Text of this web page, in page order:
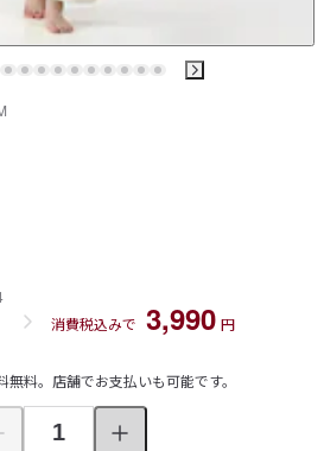
消費税込みで 3,990 円
無料。店舗でお支払いも可能です。